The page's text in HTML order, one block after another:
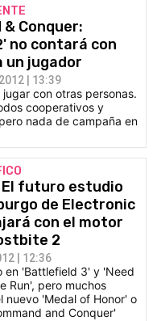
& Conquer:
no contará con
un jugador
| 13:39
jugar con otras personas.
cooperativos y
nada de campaña en
El futuro estudio
de Electronic
con el motor
2
| 12:36
en 'Battlefield 3' y 'Need
Run', pero muchos
nuevo 'Medal of Honor' o
and Conquer'